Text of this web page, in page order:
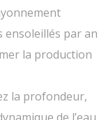
ensoleillés par an
la production
la profondeur,